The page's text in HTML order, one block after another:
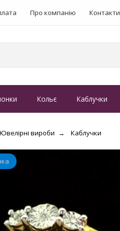
Про компанію Контакти
Кольє Каблучки
Ювелірні вироби Каблучки